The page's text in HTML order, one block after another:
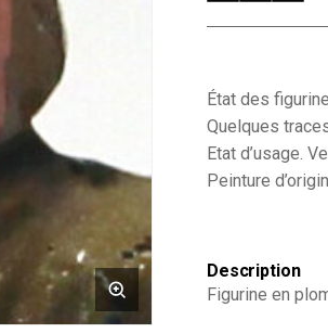
-
État des
Quelques
Etat d’usage.
Peinture
Description
Figurine en